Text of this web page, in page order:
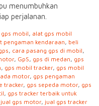
menumbuhkan
perjalanan.
gps mobil, alat gps mobil
pengaman kendaraan, beli
, cara pasang gps di mobil,
, GpS, gps di medan, gps
, gps mobil tracker, gps mobil
motor, gps pengaman
tracker, gps sepeda motor, gps
, gps tracker terbaik untuk
jual gps motor, jual gps tracker